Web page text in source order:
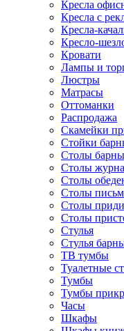
Кресла
Кресла с
Кресла-
Кресло-
Кровати
Лампы и
Люстры
Матрасы
Оттоманки
Распродажа
Скамейки
Стойки
Столы
Столы
Столы
Столы
Столы
Столы
Стулья
Стулья
ТВ тумбы
Туалетные
Тумбы
Тумбы
Часы
Шкафы